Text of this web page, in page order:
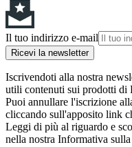
Il tuo indirizzo e-mail
Ricevi la newsletter
Iscrivendoti alla nostra
utili contenuti sui prodotti di
Puoi annullare l'iscrizione
cliccando sull'apposito link
Leggi di più al riguardo e
nella nostra Informativa